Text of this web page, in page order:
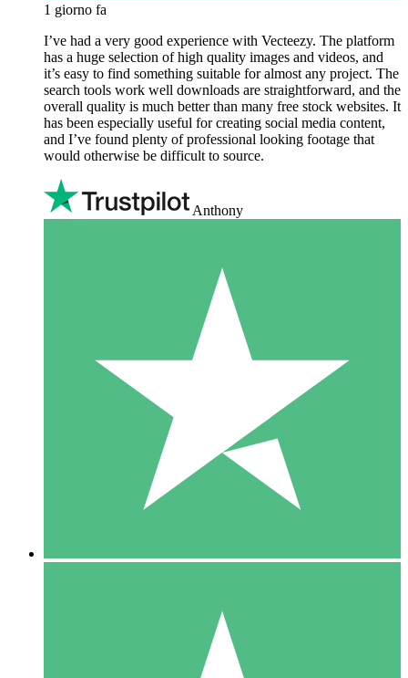
1 giorno fa
I’ve had a very good experience with Vecteezy. The platform
has a huge selection of high quality images and videos, and
it’s easy to find something suitable for almost any project. The
search tools work well downloads are straightforward, and the
overall quality is much better than many free stock websites. It
has been especially useful for creating social media content,
and I’ve found plenty of professional looking footage that
would otherwise be difficult to source.
Anthony